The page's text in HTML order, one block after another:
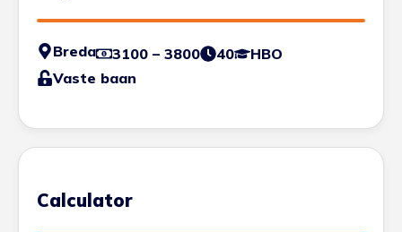
Breda 3100 – 3800 40
HBO
Vaste baan
Calculator